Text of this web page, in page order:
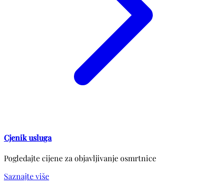
Cjenik usluga
Pogledajte cijene za objavljivanje osmrtnice
Saznajte više